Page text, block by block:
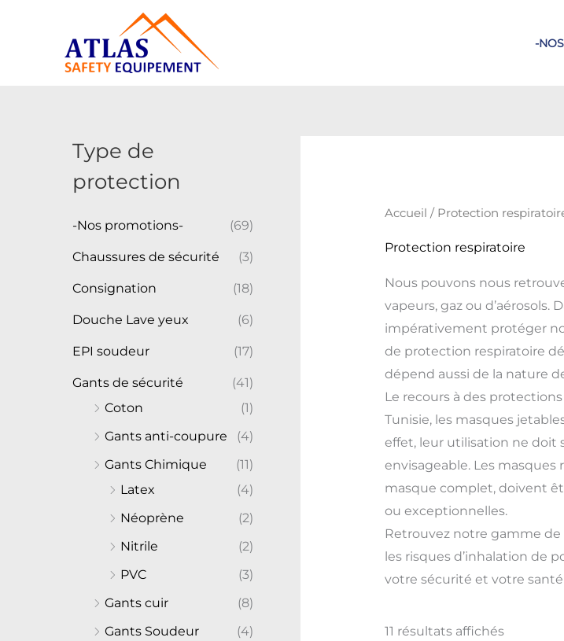
-
Type de
protection
-Nos promotions- (69)
Chaussures de sécurité (3)
Consignation (18)
Douche Lave yeux (6)
EPI soudeur (17)
Gants de sécurité
(41)
Coton
(1)
Gants anti-coupure
(4)
Gants Chimique
(11)
Latex
(4)
Néoprène
(2)
Nitrile
(2)
PVC
(3)
Gants cuir
(8)
Gants Soudeur
(4)
Accueil / Protection
Protection respiratoire
Nous pouvons nous
vapeurs, gaz ou d’aérosols.
impérativement protéger
de protection respiratoire
dépend aussi de la nature
Le recours à des
Tunisie, les masques
effet, leur utilisation ne doit
envisageable. Les masques
masque complet, doivent
ou exceptionnelles.
Retrouvez notre gamme
les risques d’inhalation de
votre sécurité et votre
11 résultats affichés